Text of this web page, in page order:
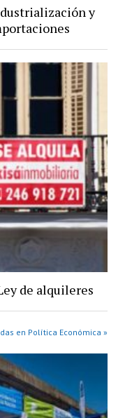
y
de alquileres
en Política Económica »